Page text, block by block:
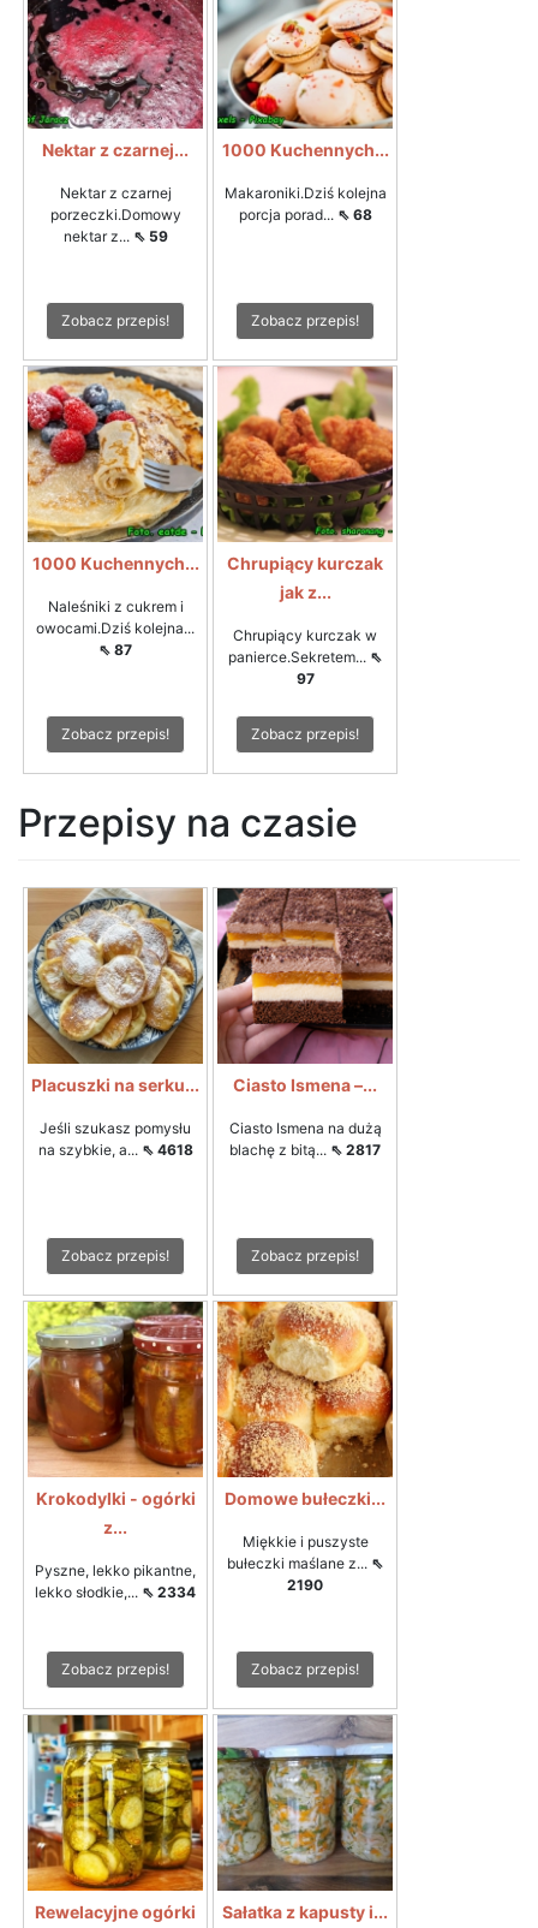
Nektar z czarnej...
Nektar z czarnej
porzeczki.Domowy
nektar z... ⇖ 59
Zobacz przepis!
1000 Kuchennych...
Makaroniki.Dziś kolejna
porcja porad... ⇖ 68
Zobacz przepis!
1000 Kuchennych...
Naleśniki z cukrem i
owocami.Dziś kolejna...
⇖ 87
Zobacz przepis!
Chrupiący kurczak
jak z...
Chrupiący kurczak w
panierce.Sekretem... ⇖
97
Zobacz przepis!
Przepisy na czasie
Placuszki na serku...
Jeśli szukasz pomysłu
na szybkie, a... ⇖ 4618
Zobacz przepis!
Ciasto Ismena –...
Ciasto Ismena na dużą
blachę z bitą... ⇖ 2817
Zobacz przepis!
Krokodylki - ogórki
z...
Pyszne, lekko pikantne,
lekko słodkie,... ⇖ 2334
Zobacz przepis!
Domowe bułeczki...
Miękkie i puszyste
bułeczki maślane z... ⇖
2190
Zobacz przepis!
Rewelacyjne ogórki
Sałatka z kapusty i...